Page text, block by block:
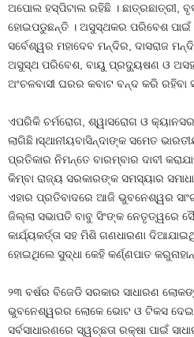
ଅପୋଲ ହସ୍ପିଟାଲ ରହିଛି । ଛାତ୍ରଛାତ୍ରୀ,
ହୋଇପଡୁଛନ୍ତି । ଅସୁସ୍ଥକର ପରିବେଶ ପାଇଁ
ସର୍ବେଶ୍ୱର ମହାଦେବ ମନ୍ଦିର, ଦାସରାଜ
ଅସୁସ୍ଥ ପରିବେଶ, ବାୟୁ ପ୍ରଦ୍ୟୁଷଣ ଓ
ଅଂଚଳବାସୀ ଘରର କବାଟ ବନ୍ଦ କରି ରହିବା
ଏପରିକି ଚର୍ମରୋଗ, ଶ୍ୱାସରୋଗ ଓ
ଲାଗିଛି।ସ୍ଥାନୀୟବାସିନ୍ଦାଙ୍କ ସମେତ
ପ୍ରତିକାର ନିମନ୍ତେ ବାରମ୍ବାର ଦାବୀ
କିମ୍ବା ରାଜ୍ୟ ସରକାରଙ୍କ ସମସ୍ୟାର
ଏହାର ପ୍ରତିବାଦରେ ଆଜି ଭୁବନେଶ୍ୱର
ଜିଲ୍ଲା ସଭାପତି ବାବୁ ସିଂଙ୍କ ନେତୃତ୍ୱରେ
କାର୍ଯ୍ୟକର୍ତ୍ତା ସହ ମିଶି ଗଣଧାରଣା
ହୋଇଥିଲେ ସୁଦ୍ଧା କେହି କର୍ଣ୍ଣପାତ
୨୩ ବର୍ଷର ବିଜେଡି ସରକାର ସାଧାରଣ
ଭୁବନେଶ୍ୱରର ଲୋକେ ଭୋଟ ଓ ଟିକସ ଦେଇ
ସର୍ବସାଧାରଣରେ ସ୍ୱଚ୍ଛତା ରକ୍ଷା ପାଇଁ